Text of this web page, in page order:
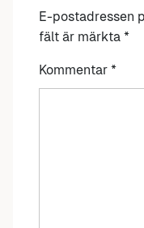
E-postadressen
fält är märkta *
Kommentar *